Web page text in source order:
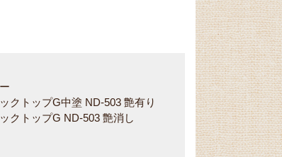
クトップG中塗 ND-503 艶有り
クトップG ND-503 艶消し